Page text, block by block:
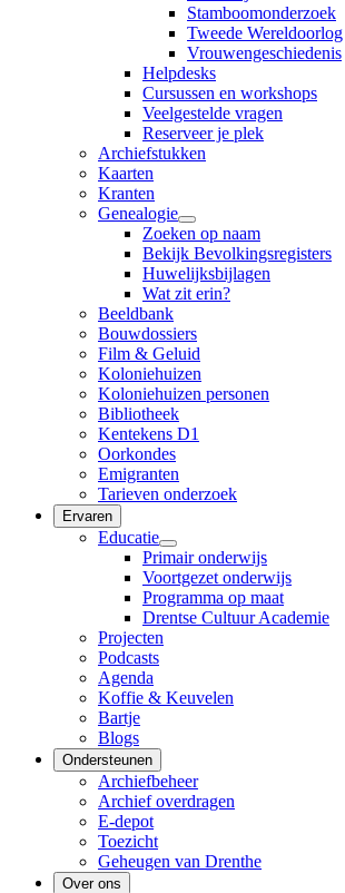
Stamboomonderzoek
Tweede Wereldoorlog
Vrouwengeschiedenis
Helpdesks
Cursussen en workshops
Veelgestelde vragen
Reserveer je plek
Archiefstukken
Kaarten
Kranten
Genealogie
Zoeken op naam
Bekijk Bevolkingsregisters
Huwelijksbijlagen
Wat zit erin?
Beeldbank
Bouwdossiers
Film & Geluid
Koloniehuizen
Koloniehuizen personen
Bibliotheek
Kentekens D1
Oorkondes
Emigranten
Tarieven onderzoek
Ervaren
Educatie
Primair onderwijs
Voortgezet onderwijs
Programma op maat
Drentse Cultuur Academie
Projecten
Podcasts
Agenda
Koffie & Keuvelen
Bartje
Blogs
Ondersteunen
Archiefbeheer
Archief overdragen
E-depot
Toezicht
Geheugen van Drenthe
Over ons